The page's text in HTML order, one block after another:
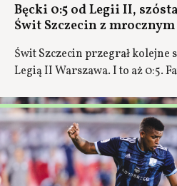
Bęcki 0:5 od Legii II,
Świt Szczecin z
Świt Szczecin przegrał kolejne
Legią II Warszawa. I to aż 0:5.